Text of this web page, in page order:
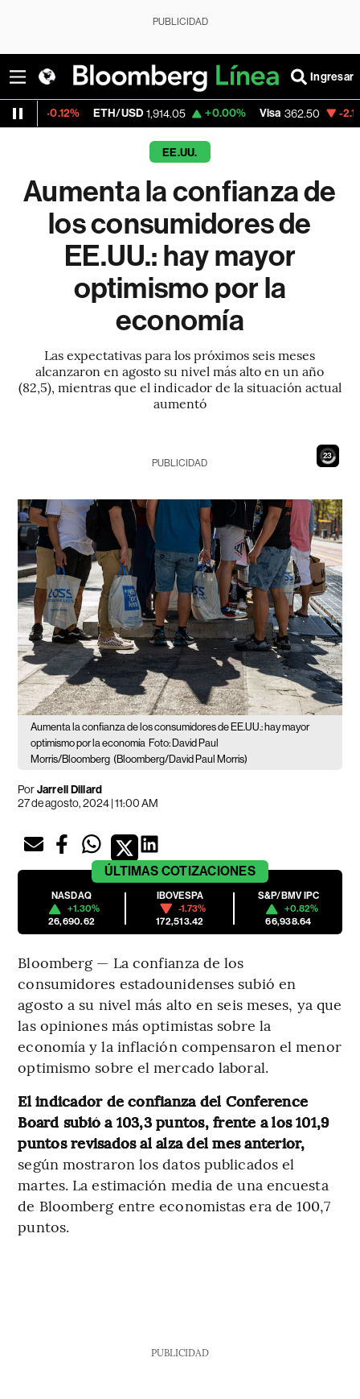
PUBLICIDAD
Ingresar
ETH/USD 1,914.05 +0.00% Visa 362.50 -2.15%
EE.UU.
Aumenta la confianza de
los consumidores de
EE.UU.: hay mayor
optimismo por la
economía
Las expectativas para los próximos seis meses
alcanzaron en agosto su nivel más alto en un año
(82,5), mientras que el indicador de la situación actual
aumentó
21
PUBLICIDAD
Aumenta la confianza de los consumidores de EE.UU.: hay mayor
optimismo por la economía Foto: David Paul
Morris/Bloomberg (Bloomberg/David Paul Morris)
PorJarrell Dillard
27 de agosto, 2024 | 11:00 AM
ÚLTIMAS COTIZACIONES
NASDAQ
+1.30%
26,690.62
IBOVESPA
-1.73%
172,513.42
S&P/BMV IPC
+0.82%
66,938.64
Bloomberg — La confianza de los
consumidores estadounidenses subió en
agosto a su nivel más alto en seis meses, ya que
las opiniones más optimistas sobre la
economía y la inflación compensaron el menor
optimismo sobre el mercado laboral.
El indicador de confianza del Conference
Board subió a 103,3 puntos, frente a los 101,9
puntos revisados al alza del mes anterior,
según mostraron los datos publicados el
martes. La estimación media de una encuesta
de Bloomberg entre economistas era de 100,7
puntos.
PUBLICIDAD